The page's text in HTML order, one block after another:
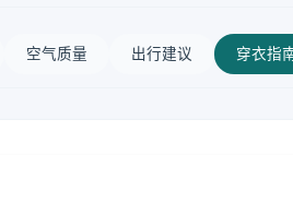
空气质量 出行建议 穿衣指